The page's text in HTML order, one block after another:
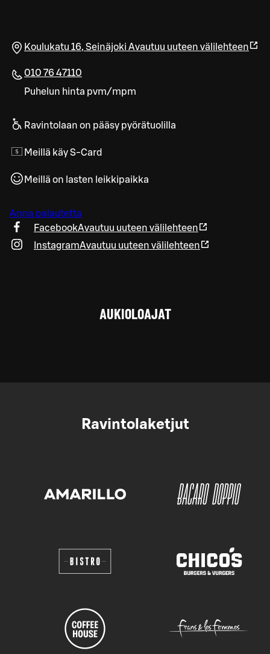
Koulukatu 16, Seinäjoki Avautuu uuteen välilehteen
010 76 47110
Puhelun hinta pvm/mpm
Ravintolaan on pääsy pyörätuolilla
Meillä käy S-Card
Meillä on lasten leikkipaikka
Anna palautetta
FacebookAvautuu uuteen välilehteen
InstagramAvautuu uuteen välilehteen
AUKIOLOAJAT
Ravintolaketjut